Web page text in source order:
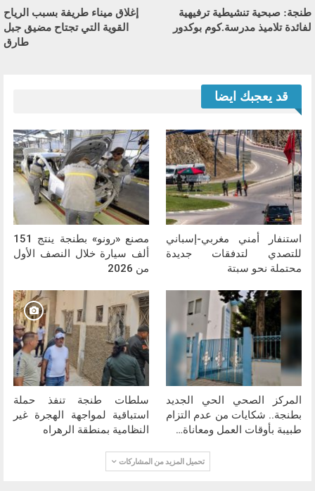
طنجة: صبحية تنشيطية ترفيهية
لفائدة تلاميذ مدرسة.كوم بوكدور
إغلاق ميناء طريفة بسبب الرياح
القوية التي تجتاح مضيق جبل
طارق
قد يعجبك ايضا
استنفار أمني مغربي-إسباني
للتصدي لتدفقات جديدة
محتملة نحو سبتة
مصنع «رونو» بطنجة ينتج 151
ألف سيارة خلال النصف الأول
من 2026
المركز الصحي الحي الجديد
بطنجة.. شكايات من عدم التزام
طبيبة بأوقات العمل ومعاناة…
سلطات طنجة تنفذ حملة
استباقية لمواجهة الهجرة غير
النظامية بمنطقة الرهراه
تحميل المزيد من المشاركات